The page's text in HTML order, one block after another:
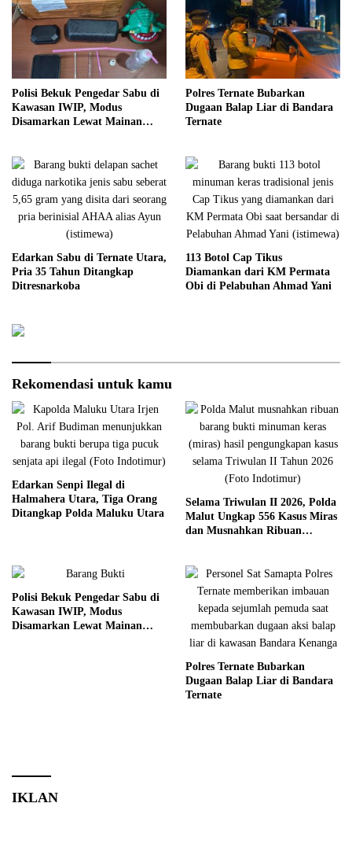
Polisi Bekuk Pengedar Sabu di
Kawasan IWIP, Modus
Disamarkan Lewat Mainan
Polres Ternate Bubarkan
Dugaan Balap Liar di Bandara
Ternate
Edarkan Sabu di Ternate Utara,
Pria 35 Tahun Ditangkap
Ditresnarkoba
113 Botol Cap Tikus
Diamankan dari KM Permata
Obi di Pelabuhan Ahmad Yani
Rekomendasi untuk kamu
Edarkan Senpi Ilegal di
Halmahera Utara, Tiga Orang
Ditangkap Polda Maluku Utara
Selama Triwulan II 2026, Polda
Malut Ungkap 556 Kasus Miras
dan Musnahkan Ribuan
Polisi Bekuk Pengedar Sabu di
Kawasan IWIP, Modus
Disamarkan Lewat Mainan
Polres Ternate Bubarkan
Dugaan Balap Liar di Bandara
Ternate
IKLAN